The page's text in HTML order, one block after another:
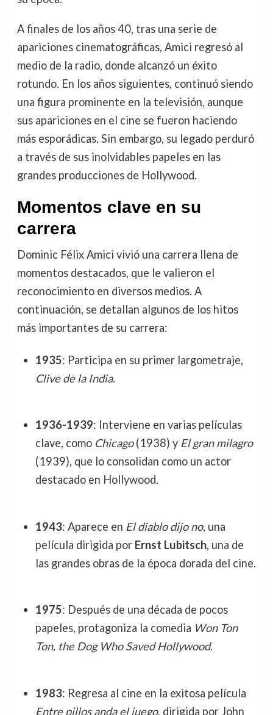
A finales de los años 40, tras una serie de
apariciones cinematográficas, Amici regresó al
medio de la radio, donde alcanzó un éxito
rotundo. En los años siguientes, continuó siendo
una figura prominente en la televisión, aunque
sus apariciones en el cine se fueron haciendo
más esporádicas. Sin embargo, su legado perduró
a través de sus inolvidables papeles en las
grandes producciones de Hollywood.
Momentos clave en su
carrera
Dominic Félix Amici vivió una carrera llena de
momentos destacados, que le valieron el
reconocimiento en diversos medios. A
continuación, se detallan algunos de los hitos
más importantes de su carrera:
1935: Participa en su primer largometraje,
Clive de la India.
1936-1939: Interviene en varias películas
clave, como Chicago(1938) y El gran milagro
(1939), que lo consolidan como un actor
destacado en Hollywood.
1943: Aparece en El diablo dijo no, una
película dirigida por Ernst Lubitsch, una de
las grandes obras de la época dorada del cine.
1975: Después de una década de pocos
papeles, protagoniza la comedia Won Ton
Ton, the Dog Who Saved Hollywood.
1983: Regresa al cine en la exitosa película
Entre pillos anda el juego, dirigida por John